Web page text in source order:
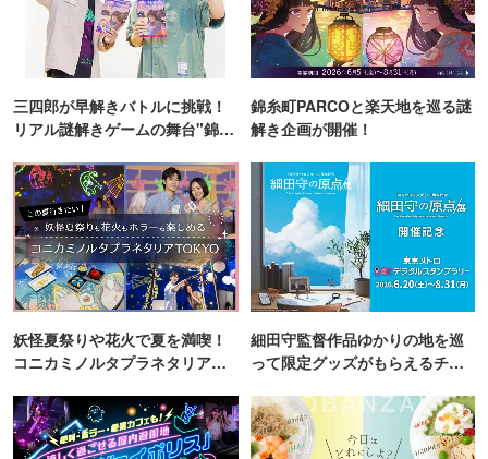
三四郎が早解きバトルに挑戦！
リアル謎解きゲームの舞台"錦糸
錦糸町PARCOと楽天地を巡る謎
解き企画が開催！
妖怪夏祭りや花火で夏を満喫！
コニカミノルタプラネタリア
細田守監督作品ゆかりの地を巡
って限定グッズがもらえるチャ